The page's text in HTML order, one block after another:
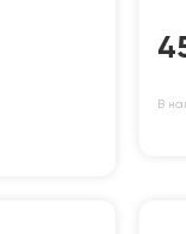
В